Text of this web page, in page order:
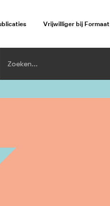
Vrijwilliger bij Formaat